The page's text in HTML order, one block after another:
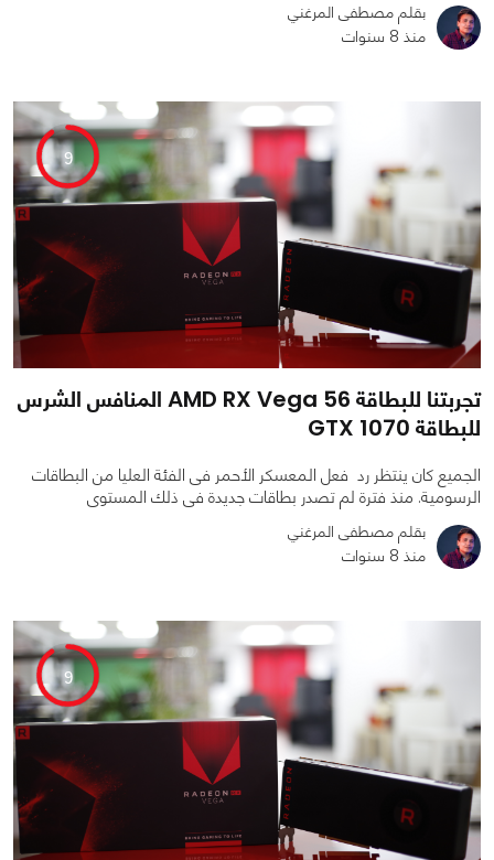
بقلم مصطفى المرغني
منذ 8 سنوات
9
تجربتنا للبطاقة AMD RX Vega 56 المنافس الشرس
للبطاقة GTX 1070
الجميع كان ينتظر رد فعل المعسكر الأحمر فى الفئة العليا من البطاقات
الرسومية. منذ فترة لم تصدر بطاقات جديدة فى ذلك المستوى
بقلم مصطفى المرغني
منذ 8 سنوات
9